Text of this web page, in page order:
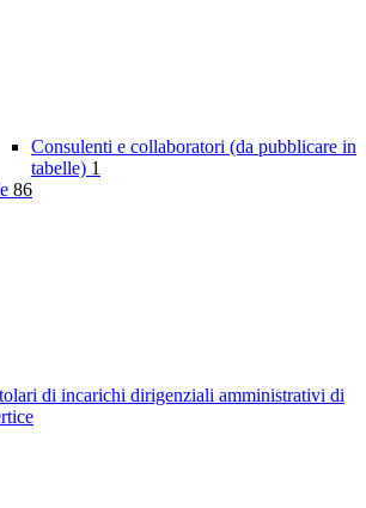
Consulenti e collaboratori (da pubblicare in
tabelle) 1
86
di incarichi dirigenziali amministrativi di